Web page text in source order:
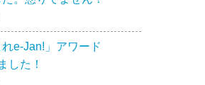
e-Jan!」アワード
した！